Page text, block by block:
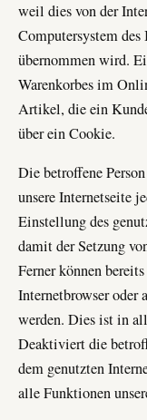
weil dies von der
Computersystem
übernommen wird.
Warenkorbes im
Artikel, die ein
über ein Cookie.
Die betroffene
unsere Internetseite
Einstellung des
damit der Setzung
Ferner können
Internetbrowser oder
werden. Dies ist in
Deaktiviert die
dem genutzten
alle Funktionen